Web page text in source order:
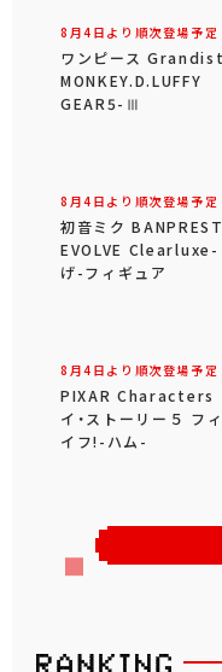
8月4日より順次登場予定
ワンピース
MONKEY.D.LUFFY
GEAR5-Ⅲ
8月4日より順次登場予定
初音ミク
EVOLVE Clearluxe-
げ-フィギュア
8月4日より順次登場予定
PIXAR Characters
イ・ストーリー５ フ
イフ!-ハム-